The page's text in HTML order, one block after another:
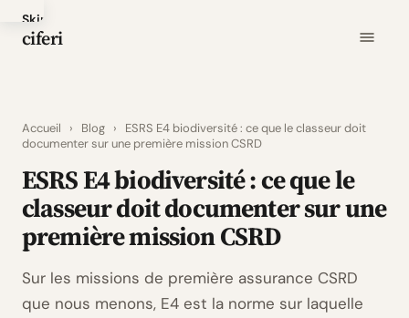
Skip
to
ciferi
Accueil › Blog ›
ESRS E4 biodiversité : ce que le classeur doit
documenter sur une première mission CSRD
ESRS E4 biodiversité : ce que le
classeur doit documenter sur une
première mission CSRD
Sur les missions de première assurance CSRD
que nous menons, E4 est la norme sur laquelle